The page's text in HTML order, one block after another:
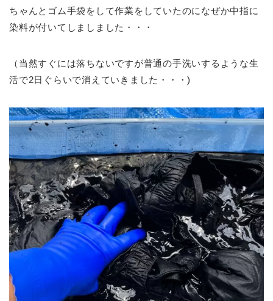
ちゃんとゴム手袋をして作業をしていたのになぜか中指に
染料が付いてしましました・・・
（当然すぐには落ちないですが普通の手洗いするような生
活で2日ぐらいで消えていきました・・・)